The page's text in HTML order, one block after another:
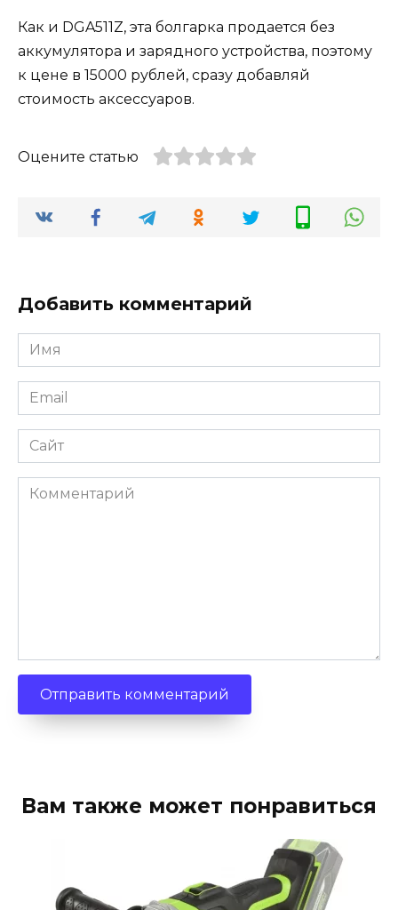
Как и DGA511Z, эта болгарка продается без
аккумулятора и зарядного устройства, поэтому
к цене в 15000 рублей, сразу добавляй
стоимость аксессуаров.
Оцените статью
Добавить комментарий
Имя
Email
Сайт
Комментарий
Вам также может понравиться